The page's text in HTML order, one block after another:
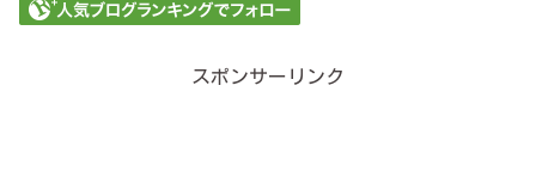
スポンサーリンク